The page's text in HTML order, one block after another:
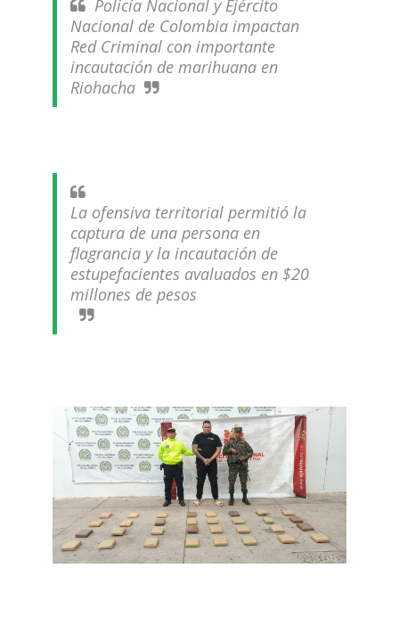
Policía Nacional y Ejército
Nacional de Colombia impactan
Red Criminal con importante
incautación de marihuana en
Riohacha
La ofensiva territorial permitió la
captura de una persona en
flagrancia y la incautación de
estupefacientes avaluados en $20
millones de pesos